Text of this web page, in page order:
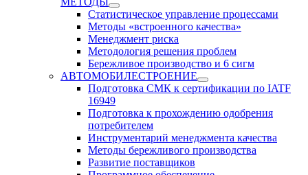
Статистическое управление процессами
Методы «встроенного качества»
Менеджмент риска
Методология решения проблем
Бережливое производство и 6 сигм
АВТОМОБИЛЕСТРОЕНИЕ
Подготовка СМК к сертификации по IATF
16949
Подготовка к прохождению одобрения
потребителем
Инструментарий менеджмента качества
Методы бережливого производства
Развитие поставщиков